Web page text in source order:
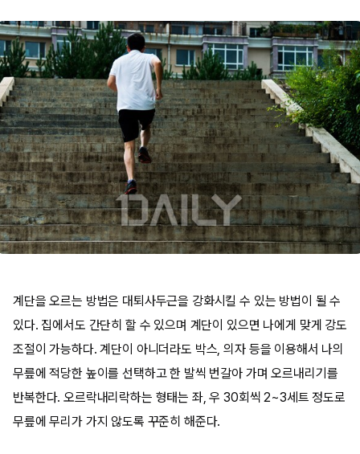
계단을 오르는 방법은 대퇴사두근을 강화시킬 수 있는 방법이 될 수
있다. 집에서도 간단히 할 수 있으며 계단이 있으면 나에게 맞게 강도
조절이 가능하다. 계단이 아니더라도 박스, 의자 등을 이용해서 나의
무릎에 적당한 높이를 선택하고 한 발씩 번갈아 가며 오르내리기를
반복한다. 오르락내리락하는 형태는 좌, 우 30회씩 2~3세트 정도로
무릎에 무리가 가지 않도록 꾸준히 해준다.